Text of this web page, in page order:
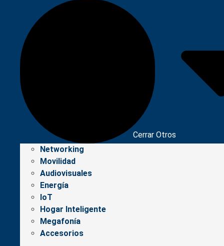
Cerrar Otros
Networking
Movilidad
Audiovisuales
Energía
IoT
Hogar Inteligente
Megafonía
Accesorios